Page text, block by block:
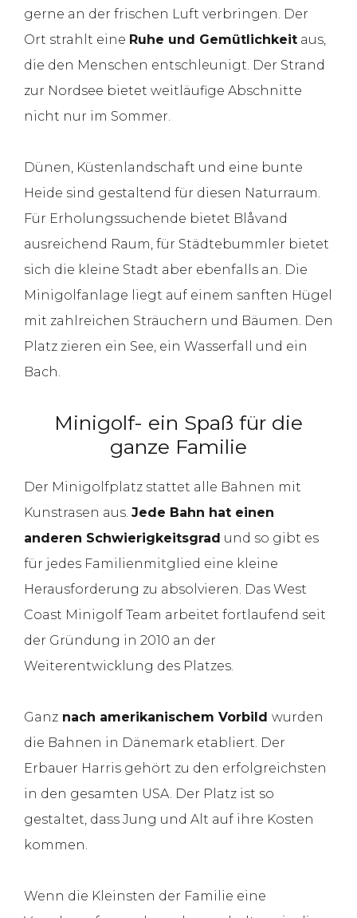
gerne an der frischen Luft verbringen. Der
Ort strahlt eine Ruhe und Gemütlichkeit aus,
die den Menschen entschleunigt. Der Strand
zur Nordsee bietet weitläufige Abschnitte
nicht nur im Sommer.
Dünen, Küstenlandschaft und eine bunte
Heide sind gestaltend für diesen Naturraum.
Für Erholungssuchende bietet Blåvand
ausreichend Raum, für Städtebummler bietet
sich die kleine Stadt aber ebenfalls an. Die
Minigolfanlage liegt auf einem sanften Hügel
mit zahlreichen Sträuchern und Bäumen. Den
Platz zieren ein See, ein Wasserfall und ein
Bach.
Minigolf- ein Spaß für die
ganze Familie
Der Minigolfplatz stattet alle Bahnen mit
Kunstrasen aus. Jede Bahn hat einen
anderen Schwierigkeitsgrad und so gibt es
für jedes Familienmitglied eine kleine
Herausforderung zu absolvieren. Das West
Coast Minigolf Team arbeitet fortlaufend seit
der Gründung in 2010 an der
Weiterentwicklung des Platzes.
Ganz nach amerikanischem Vorbild wurden
die Bahnen in Dänemark etabliert. Der
Erbauer Harris gehört zu den erfolgreichsten
in den gesamten USA. Der Platz ist so
gestaltet, dass Jung und Alt auf ihre Kosten
kommen.
Wenn die Kleinsten der Familie eine